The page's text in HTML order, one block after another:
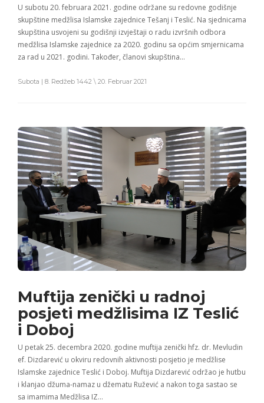
U subotu 20. februara 2021. godine održane su redovne godišnje
skupštine medžlisa Islamske zajednice Tešanj i Teslić. Na sjednicama
skupština usvojeni su godišnji izvještaji o radu izvršnih odbora
medžlisa Islamske zajednice za 2020. godinu sa općim smjernicama
za rad u 2021. godini. Također, članovi skupština…
Subota | 8. Redžeb 1442 \ 20. Februar 2021
Muftija zenički u radnoj
posjeti medžlisima IZ Teslić
i Doboj
U petak 25. decembra 2020. godine muftija zenički hfz. dr. Mevludin
ef. Dizdarević u okviru redovnih aktivnosti posjetio je medžlise
Islamske zajednice Teslić i Doboj. Muftija Dizdarević održao je hutbu
i klanjao džuma-namaz u džematu Ružević a nakon toga sastao se
sa imamima Medžlisa IZ…